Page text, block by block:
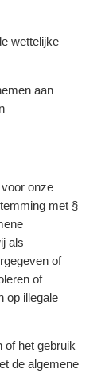
wettelijke
aan
onze
met §
als
of
of
op illegale
of het gebruik
de algemene